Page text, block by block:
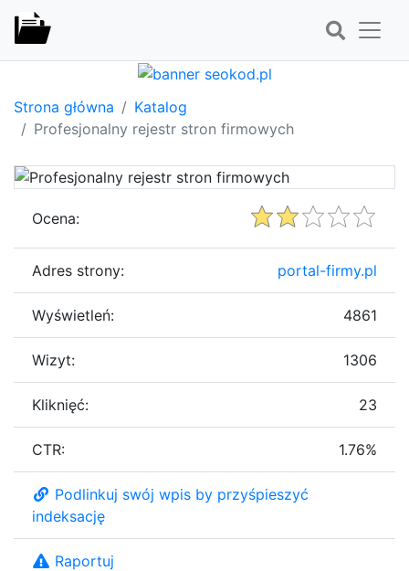
Strona główna
Katalog
Profesjonalny rejestr stron firmowych
Ocena:
Adres strony: portal-firmy.pl
Wyświetleń: 4861
Wizyt: 1306
Kliknięć: 23
CTR: 1.76%
Podlinkuj swój wpis by przyśpieszyć
indeksację
Raportuj